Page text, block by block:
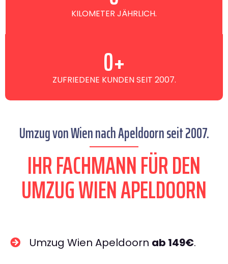
KILOMETER JÄHRLICH.
ZUFRIEDENE KUNDEN SEIT 2007.
0+
Umzug von Wien nach Apeldoorn seit 2007.
IHR FACHMANN FÜR DEN
UMZUG WIEN APELDOORN
Umzug Wien Apeldoorn ab 149€.